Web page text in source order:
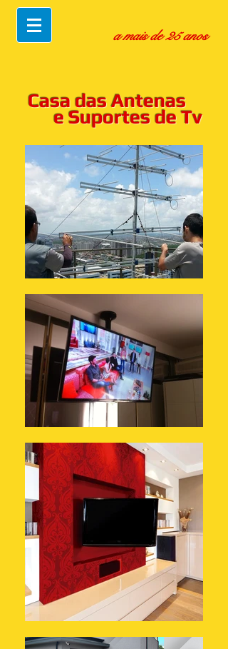
a mais de 25 anos
Casa das Antenas
e Suportes de Tv